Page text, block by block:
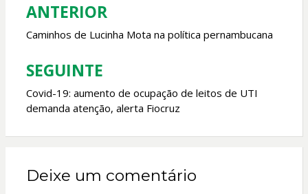
k p
Navegação
de
Post
ANTERIOR
Caminhos de Lucinha Mota na política pernambucana
SEGUINTE
Covid-19: aumento de ocupação de leitos de UTI
demanda atenção, alerta Fiocruz
Deixe um comentário